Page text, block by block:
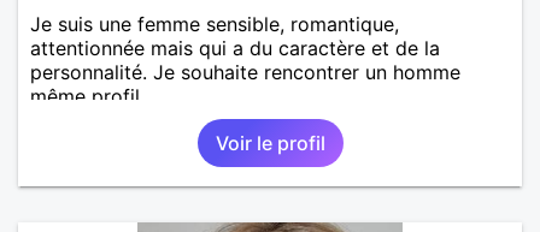
Je suis une femme sensible, romantique,
attentionnée mais qui a du caractère et de la
personnalité. Je souhaite rencontrer un homme
même profil.
Voir le profil